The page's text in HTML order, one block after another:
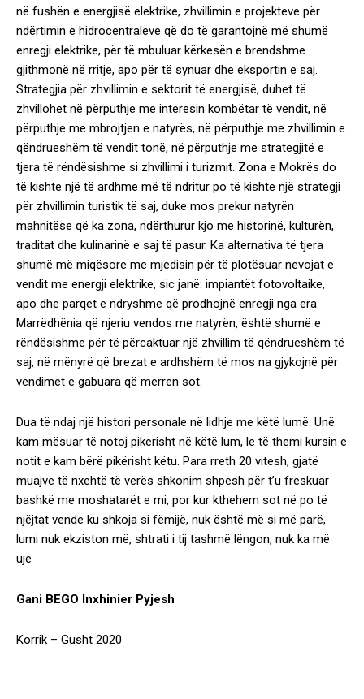
në fushën e energjisë elektrike, zhvillimin e projekteve për
ndërtimin e hidrocentraleve që do të garantojnë më shumë
enregji elektrike, për të mbuluar kërkesën e brendshme
gjithmonë në rritje, apo për të synuar dhe eksportin e saj.
Strategjia për zhvillimin e sektorit të energjisë, duhet të
zhvillohet në përputhje me interesin kombëtar të vendit, në
përputhje me mbrojtjen e natyrës, në përputhje me zhvillimin e
qëndrueshëm të vendit tonë, në përputhje me strategjitë e
tjera të rëndësishme si zhvillimi i turizmit. Zona e Mokrës do
të kishte një të ardhme më të ndritur po të kishte një strategji
për zhvillimin turistik të saj, duke mos prekur natyrën
mahnitëse që ka zona, ndërthurur kjo me historinë, kulturën,
traditat dhe kulinarinë e saj të pasur. Ka alternativa të tjera
shumë më miqësore me mjedisin për të plotësuar nevojat e
vendit me energji elektrike, sic janë: impiantët fotovoltaike,
apo dhe parqet e ndryshme që prodhojnë enregji nga era.
Marrëdhënia që njeriu vendos me natyrën, është shumë e
rëndësishme për të përcaktuar një zhvillim të qëndrueshëm të
saj, në mënyrë që brezat e ardhshëm të mos na gjykojnë për
vendimet e gabuara që merren sot.
Dua të ndaj një histori personale në lidhje me këtë lumë. Unë
kam mësuar të notoj pikerisht në këtë lum, le të themi kursin e
notit e kam bërë pikërisht këtu. Para rreth 20 vitesh, gjatë
muajve të nxehtë të verës shkonim shpesh për t’u freskuar
bashkë me moshatarët e mi, por kur kthehem sot në po të
njëjtat vende ku shkoja si fëmijë, nuk është më si më parë,
lumi nuk ekziston më, shtrati i tij tashmë lëngon, nuk ka më
ujë
Gani BEGO Inxhinier Pyjesh
Korrik – Gusht 2020